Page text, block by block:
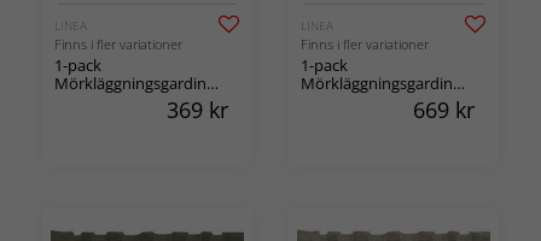
LINEA
Finns i fler variationer
1-pack
Mörkläggningsgardin
369 kr
LINEA
Finns i fler variationer
1-pack
Mörkläggningsgardin
Arizona 140x300cm
669 kr